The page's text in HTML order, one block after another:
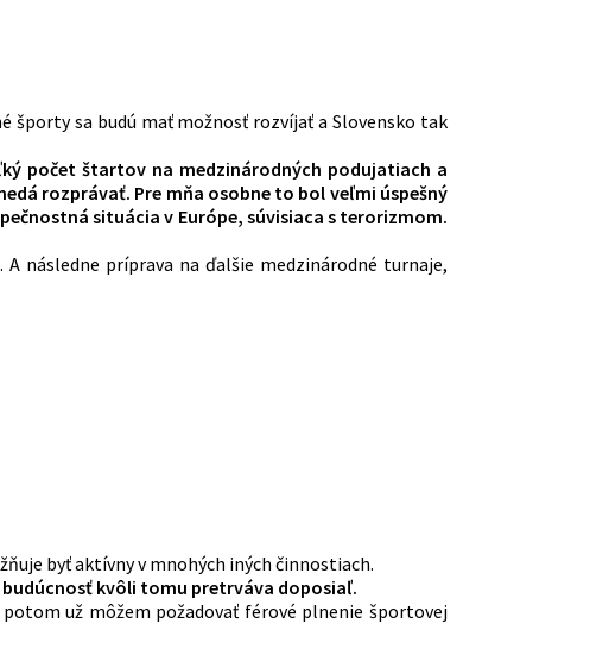
športy sa budú mať možnosť rozvíjať a Slovensko tak
počet štartov na medzinárodných podujatiach a
rozprávať. Pre mňa osobne to bol veľmi úspešný
situácia v Európe, súvisiaca s terorizmom.
následne príprava na ďalšie medzinárodné turnaje,
byť aktívny v mnohých iných činnostiach.
budúcnosť kvôli tomu pretrváva doposiaľ.
už môžem požadovať férové plnenie športovej